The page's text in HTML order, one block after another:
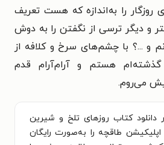
را به‌اندازه که هست تعریف
و دیگر ترسی از نگفتن را به دوش
و ...؟ با چشم‌های سرخ و کلافه از
گذشته‌ام هستم و آرام‌آرام قدم
می‌روم.
دانلود کتاب روزهای تلخ و شیرین
طاقچه را به‌صورت رایگان